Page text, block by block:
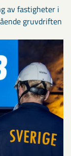
av fastigheter i
gruvdriften